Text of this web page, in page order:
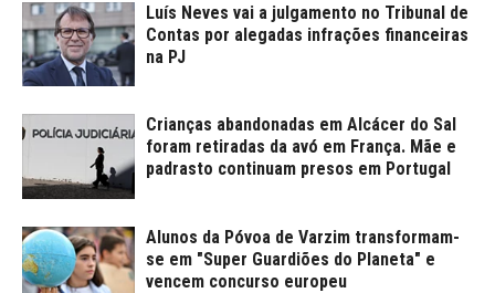
Luís Neves vai a julgamento no Tribunal de
Contas por alegadas infrações financeiras
na PJ
Crianças abandonadas em Alcácer do Sal
foram retiradas da avó em França. Mãe e
padrasto continuam presos em Portugal
Alunos da Póvoa de Varzim transformam-
se em "Super Guardiões do Planeta" e
vencem concurso europeu